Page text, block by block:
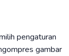
pengaturan
gambar